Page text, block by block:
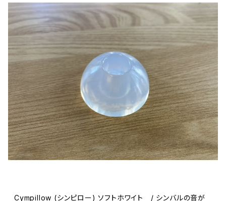
Cympillow (シンピロー) ソフトホワイト / シンバルの音が